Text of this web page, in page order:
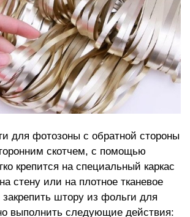
для фотозоны с обратной стороны
скотчем, с помощью
крепится на специальный каркас
стену или на плотное тканевое
штору из фольги для
выполнить следующие действия: